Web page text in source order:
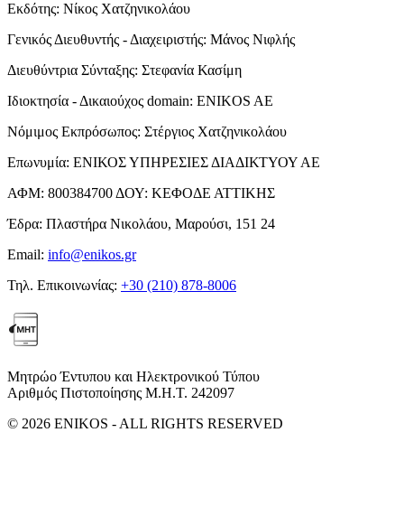
Εκδότης: Νίκος Χατζηνικολάου
Γενικός Διευθυντής - Διαχειριστής: Μάνος Νιφλής
Διευθύντρια Σύνταξης: Στεφανία Κασίμη
Ιδιοκτησία - Δικαιούχος domain: ENIKOS AE
Νόμιμος Εκπρόσωπος: Στέργιος Χατζηνικολάου
Επωνυμία: ΕΝΙΚΟΣ ΥΠΗΡΕΣΙΕΣ ΔΙΑΔΙΚΤΥΟΥ ΑΕ
ΑΦΜ: 800384700 ΔΟΥ: ΚΕΦΟΔΕ ΑΤΤΙΚΗΣ
Έδρα: Πλαστήρα Νικολάου, Μαρούσι, 151 24
Email: info@enikos.gr
Τηλ. Επικοινωνίας: +30 (210) 878-8006
Μητρώο Έντυπου και Ηλεκτρονικού Τύπου
Αριθμός Πιστοποίησης Μ.Η.Τ. 242097
© 2026 ENIKOS - ALL RIGHTS RESERVED